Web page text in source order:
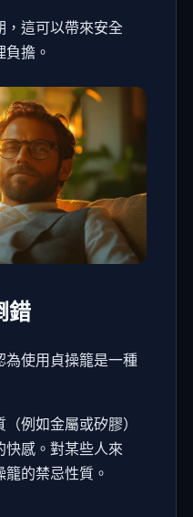
這可以帶來安全
擔。
錯
使用貞操籠是一種
例如金屬或矽膠）
快感。對某些人來
的禁忌性質。